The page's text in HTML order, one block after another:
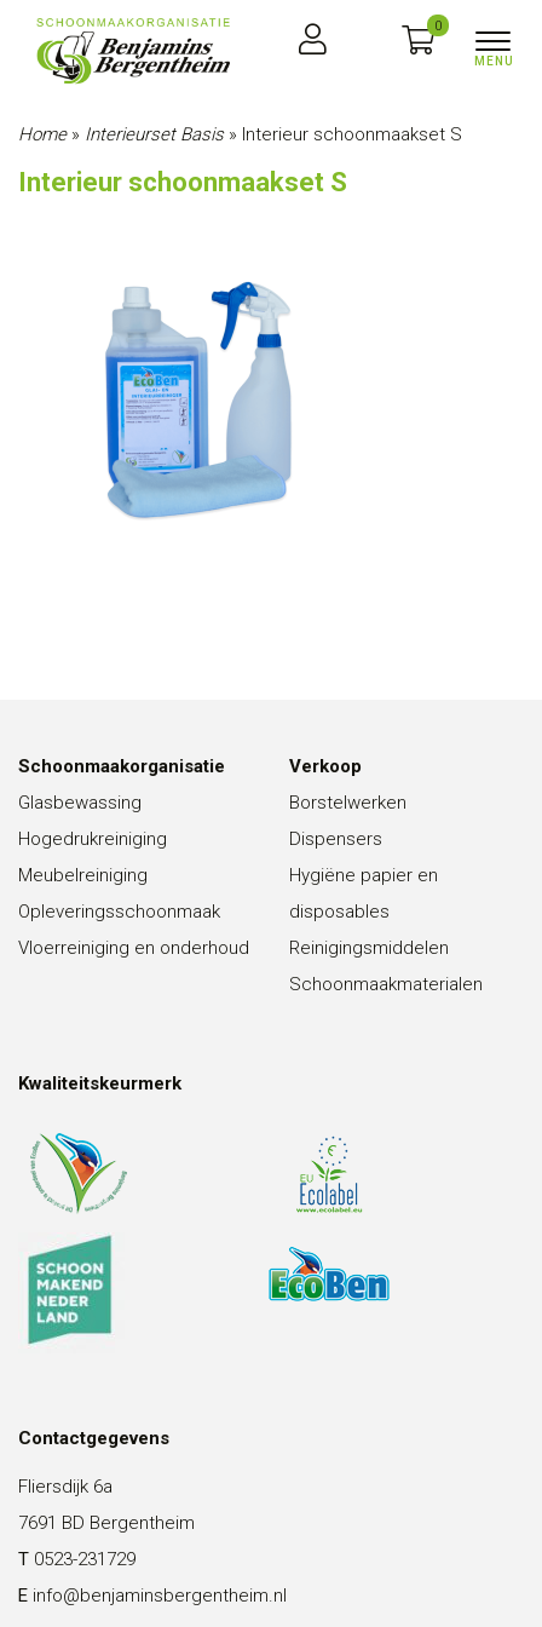
0
Home» Interieurset Basis» Interieur schoonmaakset S
Interieur schoonmaakset S
Schoonmaakorganisatie
Glasbewassing
Hogedrukreiniging
Meubelreiniging
Opleveringsschoonmaak
Vloerreiniging en onderhoud
Verkoop
Borstelwerken
Dispensers
Hygiëne papier en
disposables
Reinigingsmiddelen
Schoonmaakmaterialen
Kwaliteitskeurmerk
Contactgegevens
Fliersdijk 6a
7691 BD Bergentheim
T 0523-231729
E info@benjaminsbergentheim.nl